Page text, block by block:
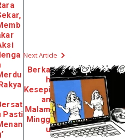
Pasti
Next Article
Berka
h
Kesepi
an
Malam
Mingg
u